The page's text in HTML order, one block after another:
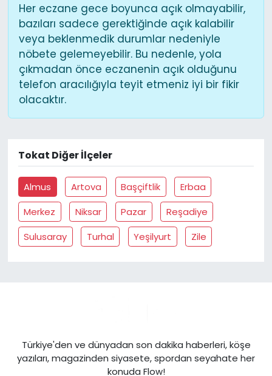
Her eczane gece boyunca açık olmayabilir,
bazıları sadece gerektiğinde açık kalabilir
veya beklenmedik durumlar nedeniyle
nöbete gelemeyebilir. Bu nedenle, yola
çıkmadan önce eczanenin açık olduğunu
telefon aracılığıyla teyit etmeniz iyi bir fikir
olacaktır.
Tokat Diğer İlçeler
Almus Artova Başçiftlik
Erbaa
Merkez
Niksar Pazar
Reşadiye
Sulusaray
Turhal Yeşilyurt Zile
Türkiye'den ve dünyadan son dakika haberleri, köşe
yazıları, magazinden siyasete, spordan seyahate her
konuda Flow!